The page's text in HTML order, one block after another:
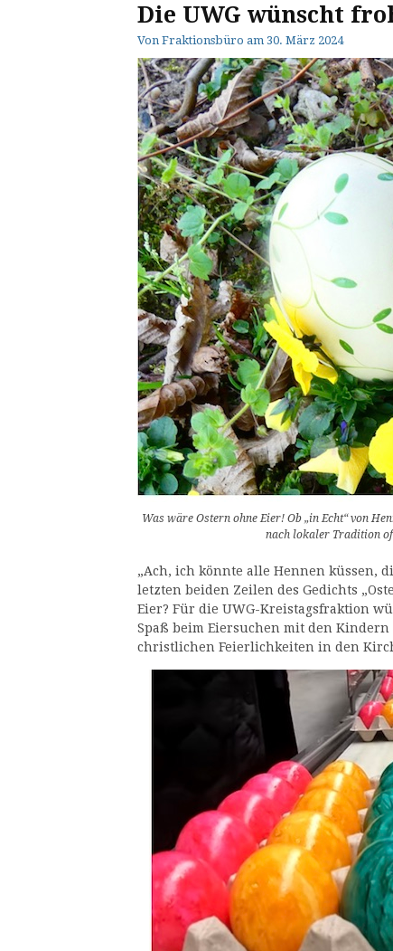
Die UWG wünscht
Von Fraktionsbüro am 30. März 2024
Was wäre Ostern ohne Eier! Ob „in Echt“ von
nach lokaler Tradition
„Ach, ich könnte alle Hennen küssen,
letzten beiden Zeilen des Gedichts
Eier? Für die UWG-Kreistagsfraktion
Spaß beim Eiersuchen mit den
christlichen Feierlichkeiten in den